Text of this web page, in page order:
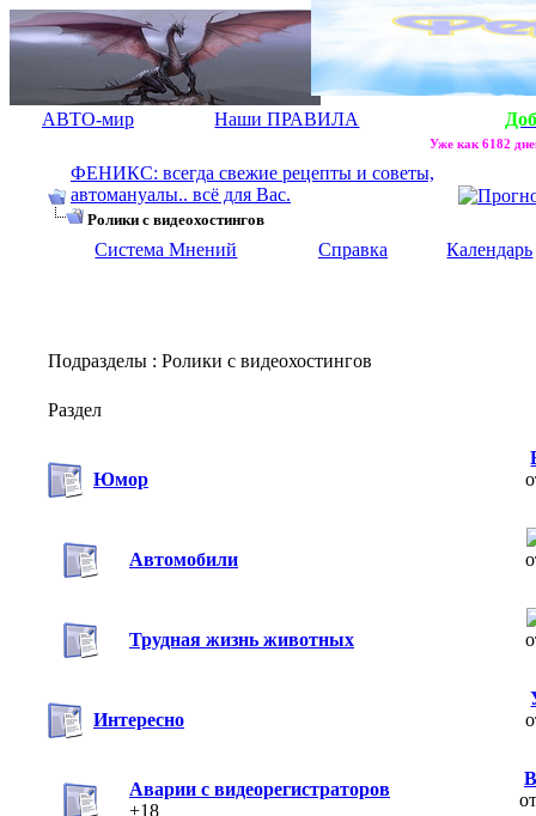
АВТО-мир Наши ПРАВИЛА
Уже как 6182
ФЕНИКС: всегда свежие рецепты и советы,
автомануалы.. всё для Вас.
Ролики с видеохостингов
Система Мнений Справка Календарь
Подразделы : Ролики с видеохостингов
Раздел
Юмор
Автомобили
Трудная жизнь животных
Интересно
Аварии с видеорегистраторов
+18